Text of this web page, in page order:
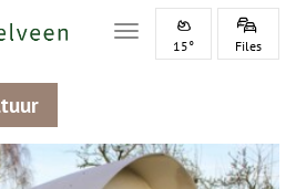
Toggle navigation
15° Files